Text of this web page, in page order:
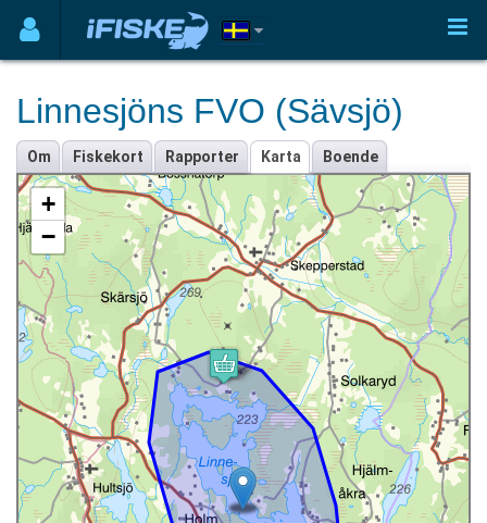
Linnesjöns FVO (Sävsjö)
Om Fiskekort Rapporter Karta Boende
+
−